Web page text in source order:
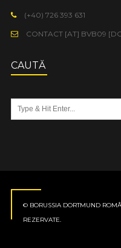
(+40) 726 393 631
CONTACT [AT] BVB09
CAUTĂ
© BORUSSIA DORTMUND
REZERVATE.